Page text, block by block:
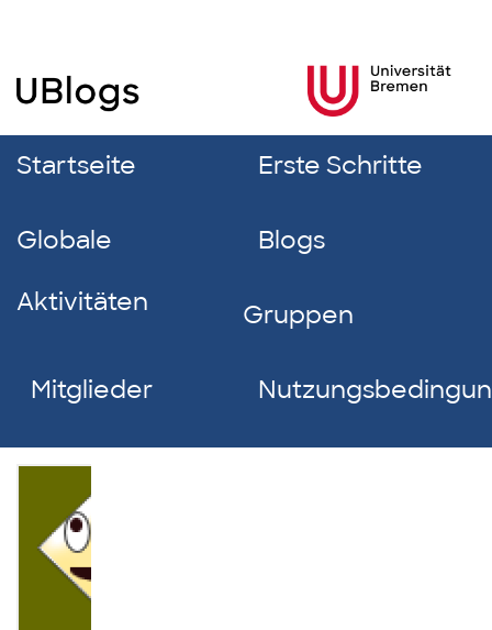
Startseite Erste Schritte
Globale
Aktivitäten
Blogs
Gruppen
Mitglieder